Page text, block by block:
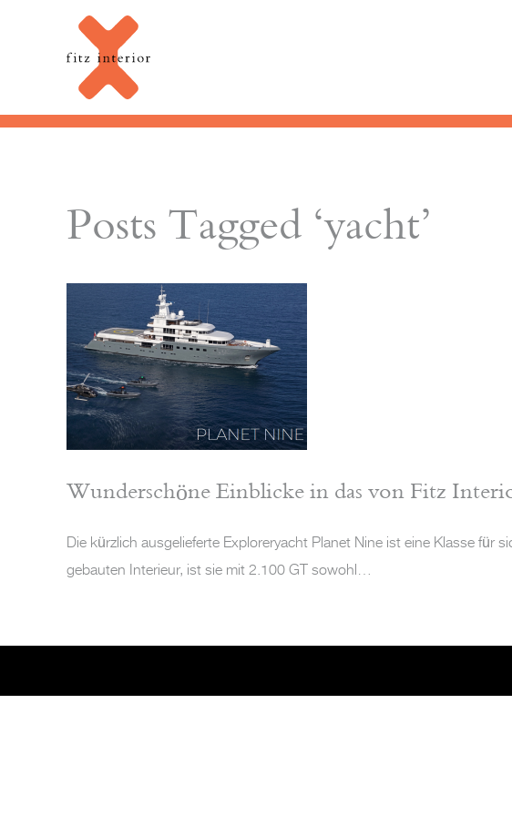
Posts Tagged ‘yacht’
Wunderschöne Einblicke in das von Fitz
Die kürzlich ausgelieferte Exploreryacht Planet Nine ist eine Klasse
gebauten Interieur, ist sie mit 2.100 GT sowohl…